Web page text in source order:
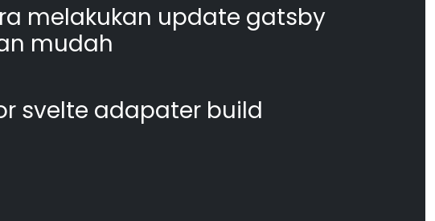
melakukan update gatsby
mudah
svelte adapater build